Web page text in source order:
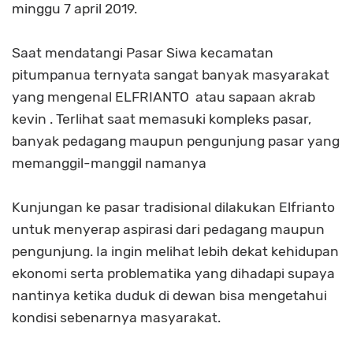
minggu 7 april 2019.
Saat mendatangi Pasar Siwa kecamatan
pitumpanua ternyata sangat banyak masyarakat
yang mengenal ELFRIANTO atau sapaan akrab
kevin . Terlihat saat memasuki kompleks pasar,
banyak pedagang maupun pengunjung pasar yang
memanggil-manggil namanya
Kunjungan ke pasar tradisional dilakukan Elfrianto
untuk menyerap aspirasi dari pedagang maupun
pengunjung. Ia ingin melihat lebih dekat kehidupan
ekonomi serta problematika yang dihadapi supaya
nantinya ketika duduk di dewan bisa mengetahui
kondisi sebenarnya masyarakat.